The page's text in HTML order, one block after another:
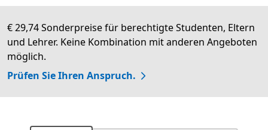
€ 29,74 Sonderpreise für berechtigte Studenten, Eltern
und Lehrer. Keine Kombination mit anderen Angeboten
möglich.
Prüfen Sie Ihren Anspruch.